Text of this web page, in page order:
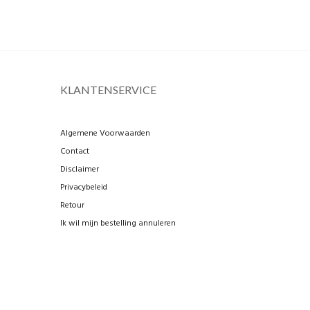
KLANTENSERVICE
Algemene Voorwaarden
Contact
Disclaimer
Privacybeleid
Retour
Ik wil mijn bestelling annuleren